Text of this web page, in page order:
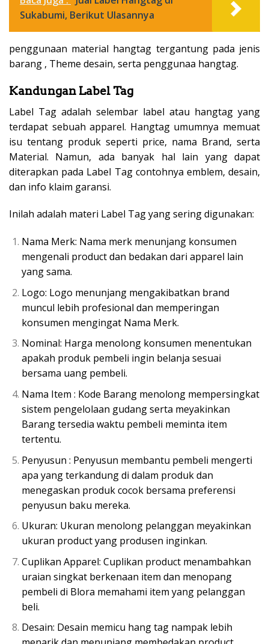
Sukabumi, Berikut Ulasannya
penggunaan material hangtag tergantung pada jenis
barang , Theme desain, serta penggunaa hangtag.
Kandungan Label Tag
Label Tag adalah selembar label atau hangtag yang
terdapat sebuah apparel. Hangtag umumnya memuat
isu tentang produk seperti price, nama Brand, serta
Material. Namun, ada banyak hal lain yang dapat
diterapkan pada Label Tag contohnya emblem, desain,
dan info klaim garansi.
Inilah adalah materi Label Tag yang sering digunakan:
Nama Merk: Nama merk menunjang konsumen
mengenali product dan bedakan dari apparel lain
yang sama.
Logo: Logo menunjang mengakibatkan brand
muncul lebih profesional dan memperingan
konsumen mengingat Nama Merk.
Nominal: Harga menolong konsumen menentukan
apakah produk pembeli ingin belanja sesuai
bersama uang pembeli.
Nama Item : Kode Barang menolong mempersingkat
sistem pengelolaan gudang serta meyakinkan
Barang tersedia waktu pembeli meminta item
tertentu.
Penyusun : Penyusun membantu pembeli mengerti
apa yang terkandung di dalam produk dan
menegaskan produk cocok bersama preferensi
penyusun baku mereka.
Ukuran: Ukuran menolong pelanggan meyakinkan
ukuran product yang produsen inginkan.
Cuplikan Apparel: Cuplikan product menambahkan
uraian singkat berkenaan item dan menopang
pembeli di Blora memahami item yang pelanggan
beli.
Desain: Desain memicu hang tag nampak lebih